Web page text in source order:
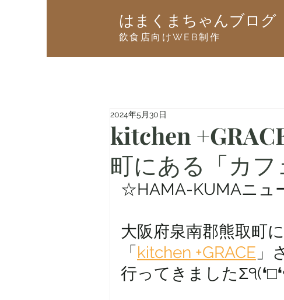
はまくまちゃんブログ
飲食店向けWEB制作
kitchen
町にある「カ
2024年5月30日
☆HAMA-KUMAニュ
大阪府泉南郡熊取町
「kitchen +GRACE 」
行ってきました